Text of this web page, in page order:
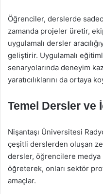
Öğrenciler, derslerde
zamanda projeler üretir,
uygulamalı dersler
geliştirir. Uygulamalı
senaryolarında deneyim
yaratıcılıklarını da ortaya
Temel Dersler ve
Nişantaşı Üniversitesi
çeşitli derslerden oluşan
dersler, öğrencilere
öğreterek, onları sektör
amaçlar.